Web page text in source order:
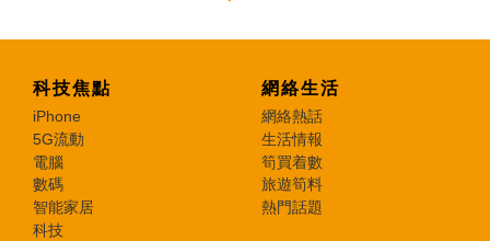
科技焦點
iPhone
5G流動
電腦
數碼
智能家居
科技
網絡生活
網絡熱話
生活情報
筍買着數
旅遊筍料
熱門話題